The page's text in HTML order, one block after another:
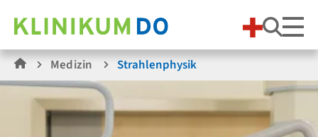
Medizin Strahlenphysik